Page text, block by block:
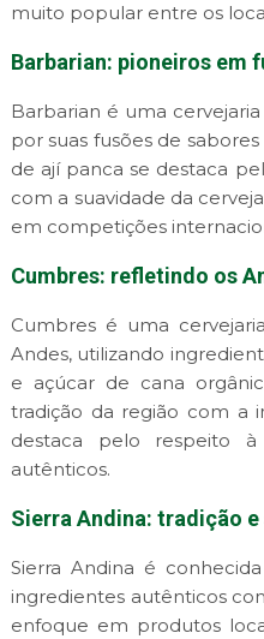
muito popular entre os
Barbarian: pioneiros em
Barbarian é uma
por suas fusões de
de ají panca se destaca
com a suavidade da
em competições
Cumbres: refletindo os
Cumbres é uma
Andes, utilizando
e açúcar de cana
tradição da região com a
destaca pelo respeito
autênticos.
Sierra Andina: tradição e
Sierra Andina é
ingredientes autênticos
enfoque em produtos